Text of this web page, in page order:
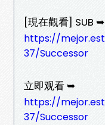
[現在觀看] SUB ➥
https://
37/Successor
立即观看 ➥
https://
37/Successor